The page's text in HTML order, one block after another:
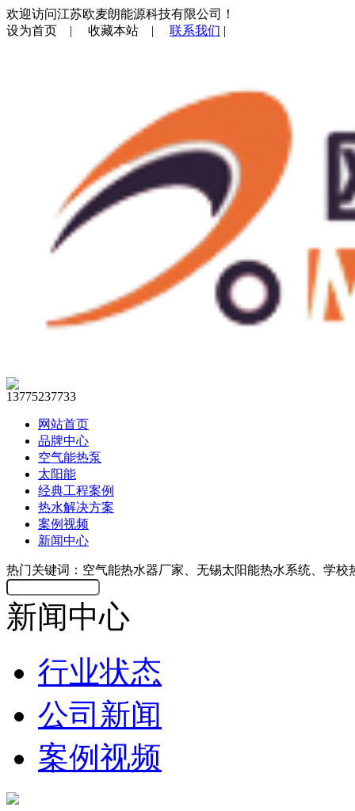
欢迎访问江苏欧麦朗能源科技有限公司！
设为首页 | 收藏本站 | 联系我们 |
13775237733
网站首页
品牌中心
空气能热泵
太阳能
经典工程案例
热水解决方案
案例视频
新闻中心
热门关键词：空气能热水器厂家、无锡太阳能热水系统、学校
新闻中心
行业状态
公司新闻
案例视频